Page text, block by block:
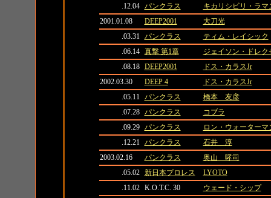
.12.04
パンクラス
キカリシビリ・ラマ
2001.01.08
DEEP2001
大刀光
.03.31
パンクラス
ティム・レイシック
.06.14
真撃 第1章
ジェイソン・ドレク
.08.18
DEEP2001
ドス・カラスJr
2002.03.30
DEEP 4
ドス・カラスJr
.05.11
パンクラス
橋本 友彦
.07.28
パンクラス
コブラ
.09.29
パンクラス
ロン・ウォーターマ
.12.21
パンクラス
石井 淳
2003.02.16
パンクラス
奥山 哮司
.05.02
新日本プロレス
LYOTO
.11.02
K.O.T.C. 30
ウェード・シップ